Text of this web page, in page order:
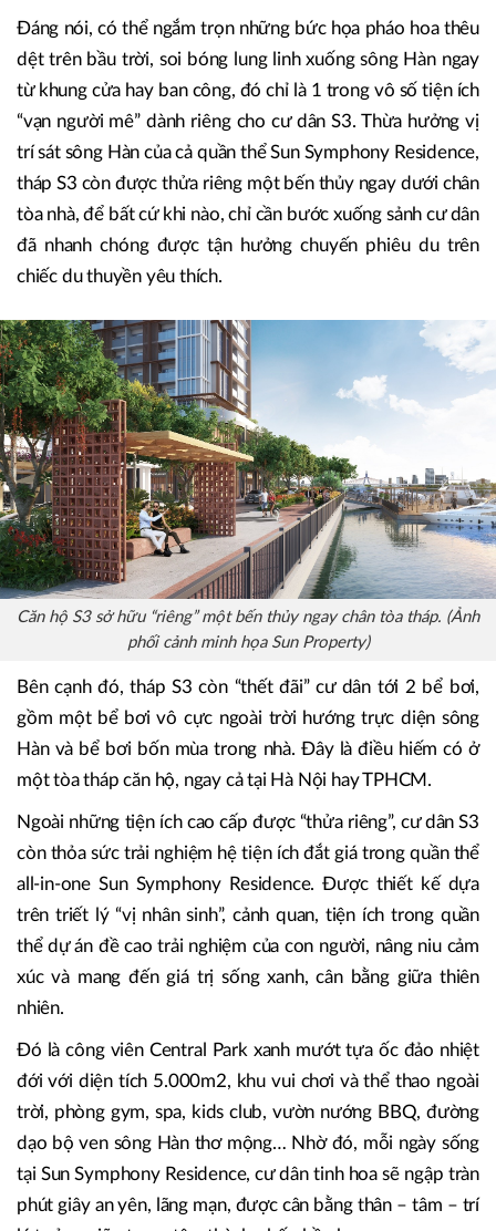
Đáng nói, có thể ngắm trọn những bức họa pháo hoa thêu
dệt trên bầu trời, soi bóng lung linh xuống sông Hàn ngay
từ khung cửa hay ban công, đó chỉ là 1 trong vô số tiện ích
“vạn người mê” dành riêng cho cư dân S3. Thừa hưởng vị
trí sát sông Hàn của cả quần thể Sun Symphony Residence,
tháp S3 còn được thửa riêng một bến thủy ngay dưới chân
tòa nhà, để bất cứ khi nào, chỉ cần bước xuống sảnh cư dân
đã nhanh chóng được tận hưởng chuyến phiêu du trên
chiếc du thuyền yêu thích.
Căn hộ S3 sở hữu “riêng” một bến thủy ngay chân tòa tháp. (Ảnh
phối cảnh minh họa Sun Property)
Bên cạnh đó, tháp S3 còn “thết đãi” cư dân tới 2 bể bơi,
gồm một bể bơi vô cực ngoài trời hướng trực diện sông
Hàn và bể bơi bốn mùa trong nhà. Đây là điều hiếm có ở
một tòa tháp căn hộ, ngay cả tại Hà Nội hay TPHCM.
Ngoài những tiện ích cao cấp được “thửa riêng”, cư dân S3
còn thỏa sức trải nghiệm hệ tiện ích đắt giá trong quần thể
all-in-one Sun Symphony Residence. Được thiết kế dựa
trên triết lý “vị nhân sinh”, cảnh quan, tiện ích trong quần
thể dự án đề cao trải nghiệm của con người, nâng niu cảm
xúc và mang đến giá trị sống xanh, cân bằng giữa thiên
nhiên.
Đó là công viên Central Park xanh mướt tựa ốc đảo nhiệt
đới với diện tích 5.000m2, khu vui chơi và thể thao ngoài
trời, phòng gym, spa, kids club, vườn nướng BBQ, đường
dạo bộ ven sông Hàn thơ mộng… Nhờ đó, mỗi ngày sống
tại Sun Symphony Residence, cư dân tinh hoa sẽ ngập tràn
phút giây an yên, lãng mạn, được cân bằng thân – tâm – trí